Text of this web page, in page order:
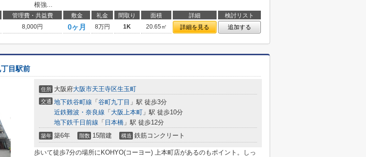
根強...
管理費・共益費 敷金 礼金 間取り 面積 詳細
検討リスト
8,000円 0ヶ月 8万円 1K 20.65㎡ 詳細を見る 追加する
目駅前
住所 大阪府大阪市天王寺区生玉町
交通 地下鉄谷町線 「 谷町九丁目 」駅 徒歩3分
近鉄難波・奈良線 「 大阪上本町 」駅 徒歩10分
地下鉄千日前線 「 日本橋 」駅 徒歩12分
築年 築6年 階数 15階建 構造 鉄筋コンクリート
歩いて徒歩7分の場所にKOHYO(コーヨー) 上本町店があるのもポイント。しっ